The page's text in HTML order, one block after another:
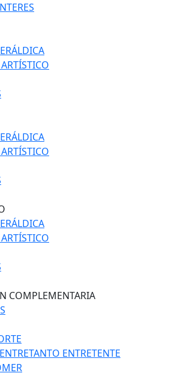
COMPLEMENTARIA
ENTRETENTE